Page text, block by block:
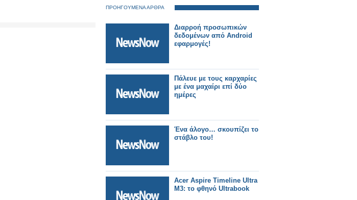
ΠΡΟΗΓΟΥΜΕΝΑ ΑΡΘΡΑ
Διαρροή προσωπικών
δεδομένων από Android
εφαρμογές!
Πάλευε με τους καρχαρίες
με ένα μαχαίρι επί δύο
ημέρες
Ένα άλογο… σκουπίζει το
στάβλο του!
Acer Aspire Timeline Ultra
M3: το φθηνό Ultrabook